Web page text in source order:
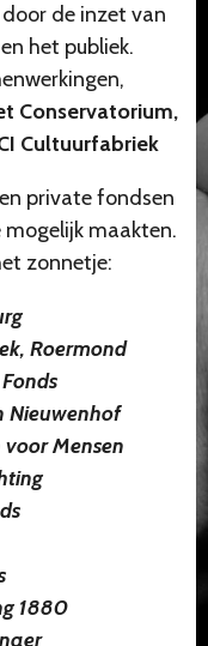
de inzet van
het publiek.
Conservatorium,
Cultuurfabriek
private fondsen
maakten.
zonnetje:
Roermond
Nieuwenhof
Mensen
1880